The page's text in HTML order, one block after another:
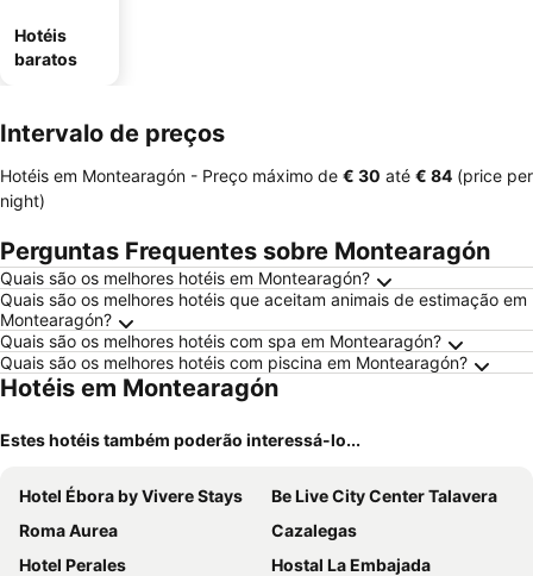
Hotéis
baratos
Intervalo de preços
Hotéis em Montearagón - Preço máximo de ‎€ 30 até ‎€ 84 (price per
night)
Perguntas Frequentes sobre Montearagón
Quais são os melhores hotéis em Montearagón?
Quais são os melhores hotéis que aceitam animais de estimação em
Montearagón?
Quais são os melhores hotéis com spa em Montearagón?
Quais são os melhores hotéis com piscina em Montearagón?
Hotéis em Montearagón
Estes hotéis também poderão interessá-lo...
Hotel Ébora by Vivere Stays
Be Live City Center Talavera
Roma Aurea
Cazalegas
Hotel Perales
Hostal La Embajada